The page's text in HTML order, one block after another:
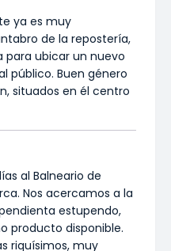
ya es muy
de la repostería,
para ubicar un nuevo
público. Buen género
situados en él centro
al Balneario de
Nos acercamos a la
estupendo,
producto disponible.
riquísimos, muy